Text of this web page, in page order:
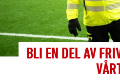
BLI EN DEL AV